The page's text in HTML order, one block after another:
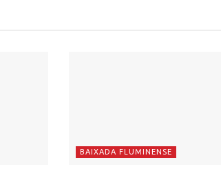
BAIXADA FLUMINENSE